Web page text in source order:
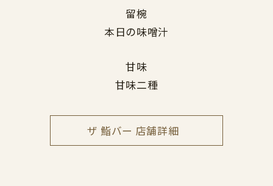
留椀
本日の味噌汁
甘味
甘味二種
ザ 鮨バー 店舗詳細